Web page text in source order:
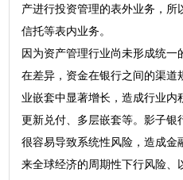
产进行投资管理的表外业务，
信托等表内业务。
因为资产管理行业尚未形成统
在差异，资金在银行之间的渠道
业嵌套中显著增长，造成行业内
更新兑付、多层嵌套等。影子
很容易导致系统性风险，造成金
来全球经济的周期性下行风险、